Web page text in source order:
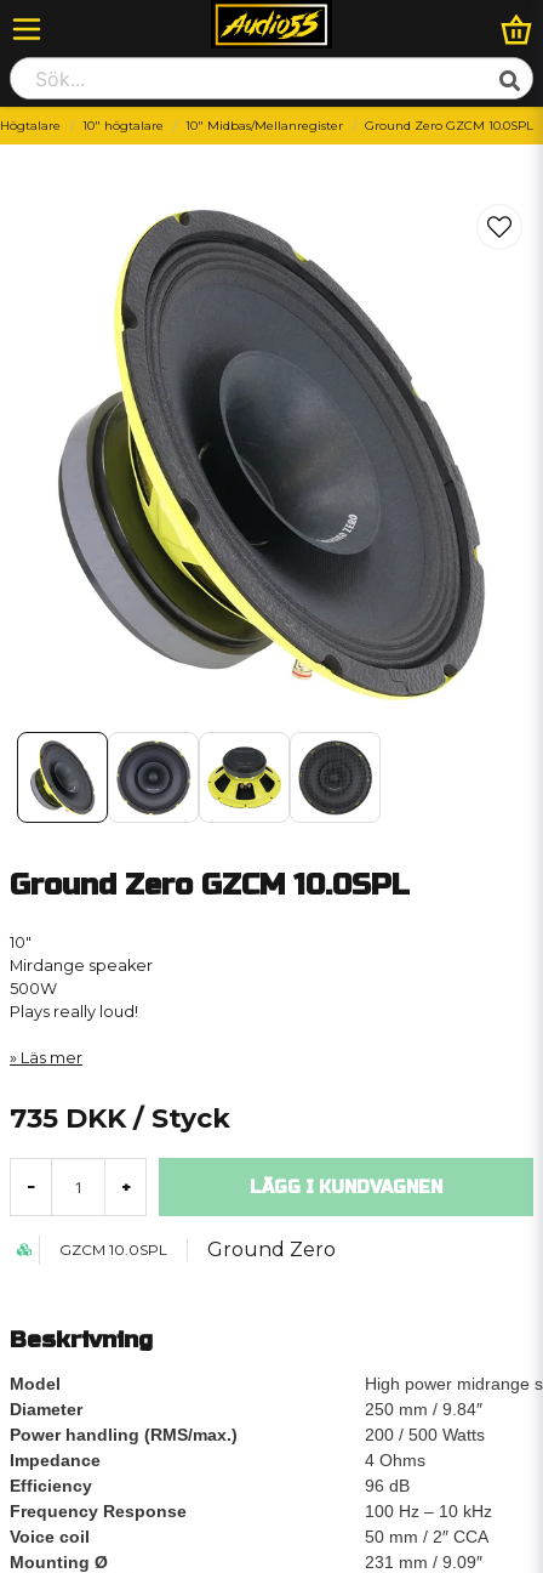
Högtalare 10" högtalare 10" Midbas/Mellanregister Ground Zero GZCM 10.0SPL
Ground Zero GZCM 10.0SPL
10″
Mirdange speaker
500W
Plays really loud!
Läs mer
735 DKK / Styck
- + LÄGG I KUNDVAGNEN
GZCM 10.0SPL Ground Zero
Beskrivning
Model
High power midrange
Diameter
250 mm / 9.84″
Power handling (RMS/max.)
200 / 500 Watts
Impedance
4 Ohms
Efficiency
96 dB
Frequency Response
100 Hz – 10 kHz
Voice coil
50 mm / 2″ CCA
Mounting Ø
231 mm / 9.09″